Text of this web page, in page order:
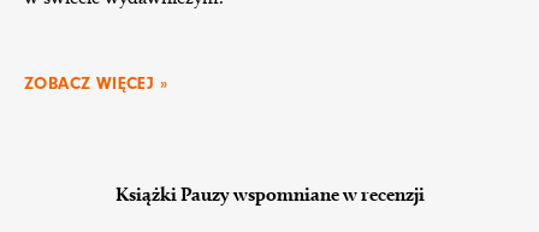
ZOBACZ WIĘCEJ »
Książki Pauzy wspomniane w recenzji